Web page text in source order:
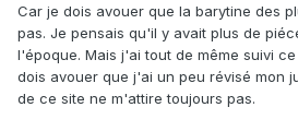
Car je dois avouer que la barytine des
pas. Je pensais qu'il y avait plus de
l'époque. Mais j'ai tout de même suivi
dois avouer que j'ai un peu révisé mon
de ce site ne m'attire toujours pas.